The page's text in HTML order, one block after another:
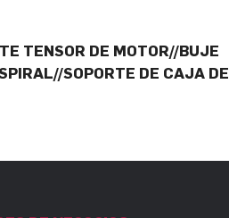
TENSOR DE MOTOR//BUJE
SOPORTE DE CAJA DE